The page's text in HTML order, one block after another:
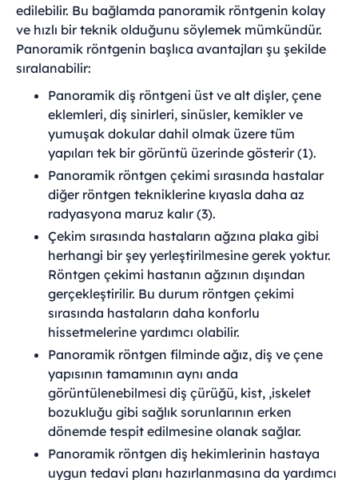
edilebilir. Bu bağlamda panoramik röntgenin kolay
ve hızlı bir teknik olduğunu söylemek mümkündür.
Panoramik röntgenin başlıca avantajları şu şekilde
sıralanabilir:
Panoramik diş röntgeni üst ve alt dişler, çene
eklemleri, diş sinirleri, sinüsler, kemikler ve
yumuşak dokular dahil olmak üzere tüm
yapıları tek bir görüntü üzerinde gösterir (1).
Panoramik röntgen çekimi sırasında hastalar
diğer röntgen tekniklerine kıyasla daha az
radyasyona maruz kalır (3).
Çekim sırasında hastaların ağzına plaka gibi
herhangi bir şey yerleştirilmesine gerek yoktur.
Röntgen çekimi hastanın ağzının dışından
gerçekleştirilir. Bu durum röntgen çekimi
sırasında hastaların daha konforlu
hissetmelerine yardımcı olabilir.
Panoramik röntgen filminde ağız, diş ve çene
yapısının tamamının aynı anda
görüntülenebilmesi diş çürüğü, kist, ,iskelet
bozukluğu gibi sağlık sorunlarının erken
dönemde tespit edilmesine olanak sağlar.
Panoramik röntgen diş hekimlerinin hastaya
uygun tedavi planı hazırlanmasına da yardımcı